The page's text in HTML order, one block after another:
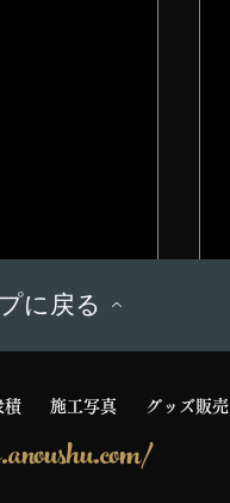
に戻る
積 施工写真 グッズ販売